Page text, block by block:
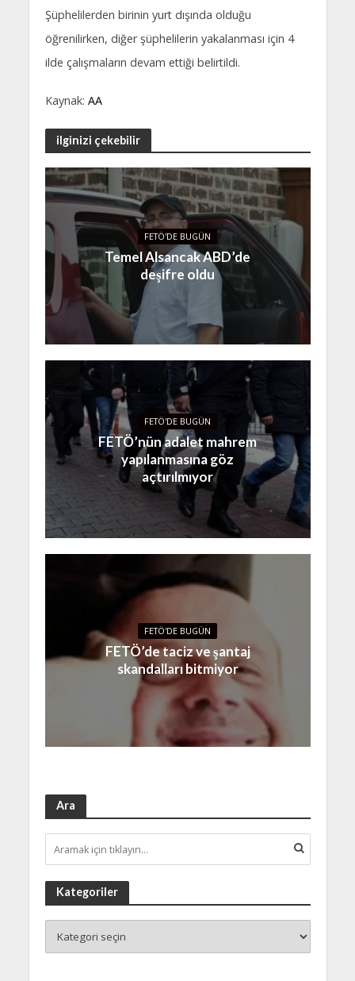
Şüphelilerden birinin yurt dışında olduğu
öğrenilirken, diğer şüphelilerin yakalanması için 4
ilde çalışmaların devam ettiği belirtildi.
Kaynak: AA
ilginizi çekebilir
FETÖ'DE BUGÜN
Temel Alsancak ABD’de
deşifre oldu
FETÖ'DE BUGÜN
FETÖ’nün adalet mahrem
yapılanmasına göz
açtırılmıyor
FETÖ'DE BUGÜN
FETÖ’de taciz ve şantaj
skandalları bitmiyor
Ara
Kategoriler